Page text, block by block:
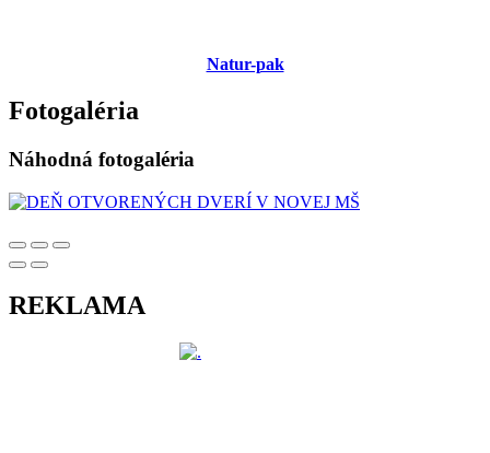
Natur-pak
Fotogaléria
Náhodná fotogaléria
REKLAMA